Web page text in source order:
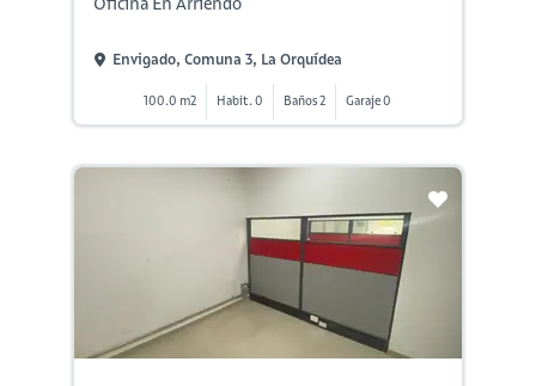
Envigado, Comuna 3, La Orquídea
100.0 m2 Habit. 0 Baños 2 Garaje 0